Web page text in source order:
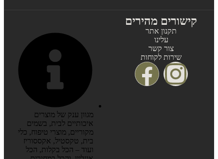
קישורים מהירים
תקנון אתר
עלינו
צור קשר
שירות לקוחות
מגוון ענק של מוצרים
איכותיים לבית, בשמים
מקוריים, מוצרי טיפוח, כלי
בית, טקסטיל, אקססוריז
ועוד – הכל בקלות, הכל